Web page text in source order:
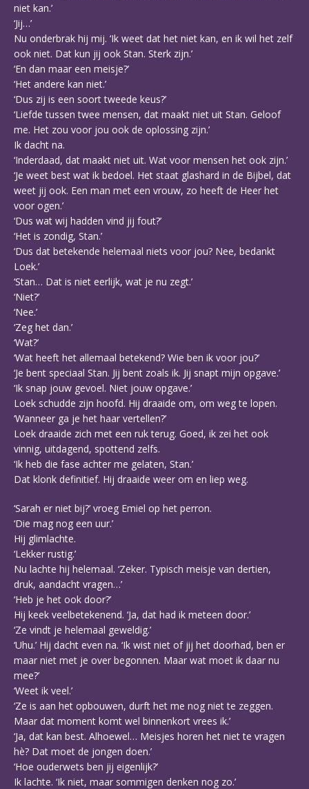
niet kan.’
‘Jij…’
Nu onderbrak hij mij. ‘Ik weet dat het niet kan, en ik wil het zelf
ook niet. Dat kun jij ook Stan. Sterk zijn.’
‘En dan maar een meisje?’
‘Het andere kan niet.’
‘Dus zij is een soort tweede keus?’
‘Liefde tussen twee mensen, dat maakt niet uit Stan. Geloof
me. Het zou voor jou ook de oplossing zijn.’
Ik dacht na.
‘Inderdaad, dat maakt niet uit. Wat voor mensen het ook zijn.’
‘Je weet best wat ik bedoel. Het staat glashard in de Bijbel, dat
weet jij ook. Een man met een vrouw, zo heeft de Heer het
voor ogen.’
‘Dus wat wij hadden vind jij fout?’
‘Het is zondig, Stan.’
‘Dus dat betekende helemaal niets voor jou? Nee, bedankt
Loek.’
‘Stan… Dat is niet eerlijk, wat je nu zegt.’
‘Niet?’
‘Nee.’
‘Zeg het dan.’
‘Wat?’
‘Wat heeft het allemaal betekend? Wie ben ik voor jou?’
‘Je bent speciaal Stan. Jij bent zoals ik. Jij snapt mijn opgave.’
‘Ik snap jouw gevoel. Niet jouw opgave.’
Loek schudde zijn hoofd. Hij draaide om, om weg te lopen.
‘Wanneer ga je het haar vertellen?’
Loek draaide zich met een ruk terug. Goed, ik zei het ook
vinnig, uitdagend, spottend zelfs.
‘Ik heb die fase achter me gelaten, Stan.’
Dat klonk definitief. Hij draaide weer om en liep weg.
‘Sarah er niet bij?’ vroeg Emiel op het perron.
‘Die mag nog een uur.’
Hij glimlachte.
‘Lekker rustig.’
Nu lachte hij helemaal. ‘Zeker. Typisch meisje van dertien,
druk, aandacht vragen…’
‘Heb je het ook door?’
Hij keek veelbetekenend. ‘Ja, dat had ik meteen door.’
‘Ze vindt je helemaal geweldig.’
‘Uhu.’ Hij dacht even na. ‘Ik wist niet of jij het doorhad, ben er
maar niet met je over begonnen. Maar wat moet ik daar nu
mee?’
‘Weet ik veel.’
‘Ze is aan het opbouwen, durft het me nog niet te zeggen.
Maar dat moment komt wel binnenkort vrees ik.’
‘Ja, dat kan best. Alhoewel… Meisjes horen het niet te vragen
hè? Dat moet de jongen doen.’
‘Hoe ouderwets ben jij eigenlijk?’
Ik lachte. ‘Ik niet, maar sommigen denken nog zo.’